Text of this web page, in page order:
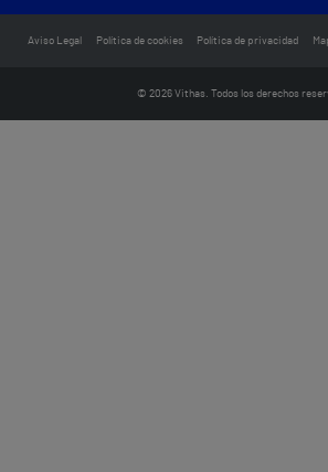
Aviso Legal Política de cookies Política de privacidad
© 2026 Vithas. Todos los derechos